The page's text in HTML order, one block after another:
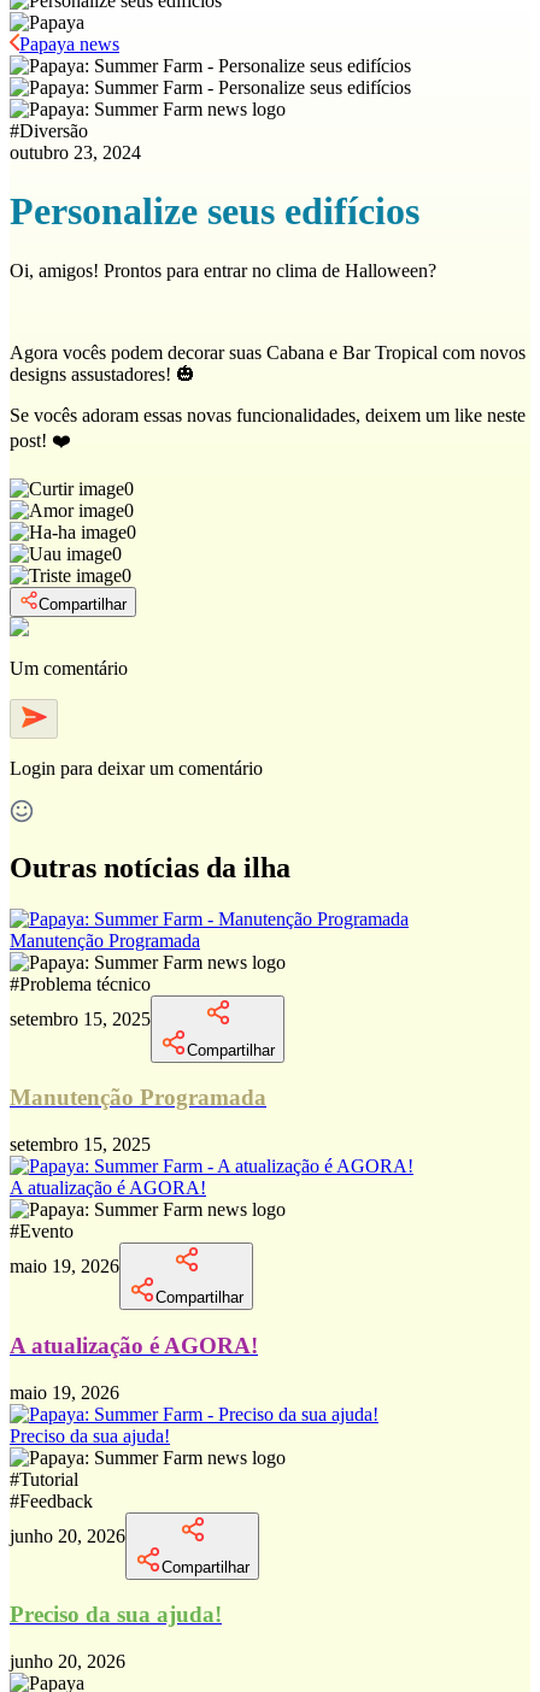
Papaya news
#Diversão
outubro 23, 2024
Personalize seus edifícios
Oi, amigos! Prontos para entrar no clima de Halloween?
Agora vocês podem decorar suas Cabana e Bar Tropical com novos
designs assustadores! 🎃
Se vocês adoram essas novas funcionalidades, deixem um like neste
post! ❤️
0
0
0
0
0
Compartilhar
Um comentário
Login para deixar um comentário
Outras notícias da ilha
Manutenção Programada
#Problema técnico
setembro 15, 2025
Compartilhar
Manutenção Programada
setembro 15, 2025
A atualização é AGORA!
#Evento
maio 19, 2026
Compartilhar
A atualização é AGORA!
maio 19, 2026
Preciso da sua ajuda!
#Tutorial
#Feedback
junho 20, 2026
Compartilhar
Preciso da sua ajuda!
junho 20, 2026